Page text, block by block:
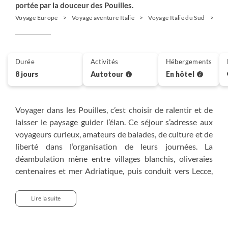
portée par la douceur des Pouilles.
Voyage Europe Voyage aventure Italie Voyage Italie du Sud
Voyager dans les Pouilles, c’est choisir de ralentir et de
laisser le paysage guider l’élan. Ce séjour s’adresse aux
voyageurs curieux, amateurs de balades, de culture et de
liberté dans l’organisation de leurs journées. La
déambulation mène entre villages blanchis, oliveraies
centenaires et mer Adriatique, puis conduit vers Lecce,
de ces cités de pierre. À pied, à vélo ou en voiture, le
parcours traverse ce territoire lumineux, jusqu’au parc
Lire la suite
Durée
8 jours
Activités
Autotour
Hébergements
En hôtel